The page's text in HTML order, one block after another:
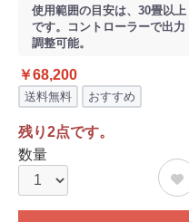
使用範囲の目安は、30畳以上
です。コントローラーで出力
調整可能。
￥68,200
送料無料 おすすめ
残り2点です。
数量